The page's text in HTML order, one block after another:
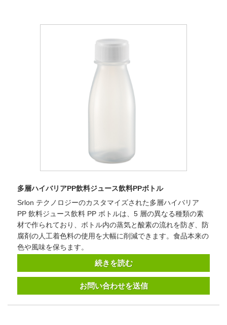
多層ハイバリアPP飲料ジュース飲料PPボトル
Srlon テクノロジーのカスタマイズされた多層ハイバリア
PP 飲料ジュース飲料 PP ボトルは、5 層の異なる種類の素
材で作られており、ボトル内の蒸気と酸素の流れを防ぎ、防
腐剤の人工着色料の使用を大幅に削減できます。食品本来の
色や風味を保ちます。
続きを読む
お問い合わせを送信